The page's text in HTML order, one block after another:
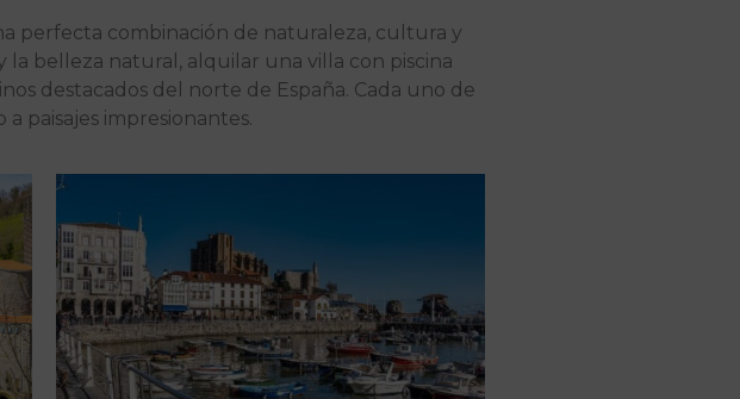
perfecta combinación de naturaleza, cultura y
la belleza natural, alquilar una villa con piscina
destacados del norte de España. Cada uno de
paisajes impresionantes.